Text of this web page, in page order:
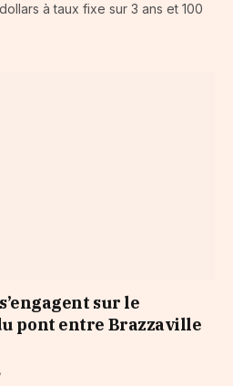
à taux fixe sur 3 ans et 100
sur le
pont entre Brazzaville